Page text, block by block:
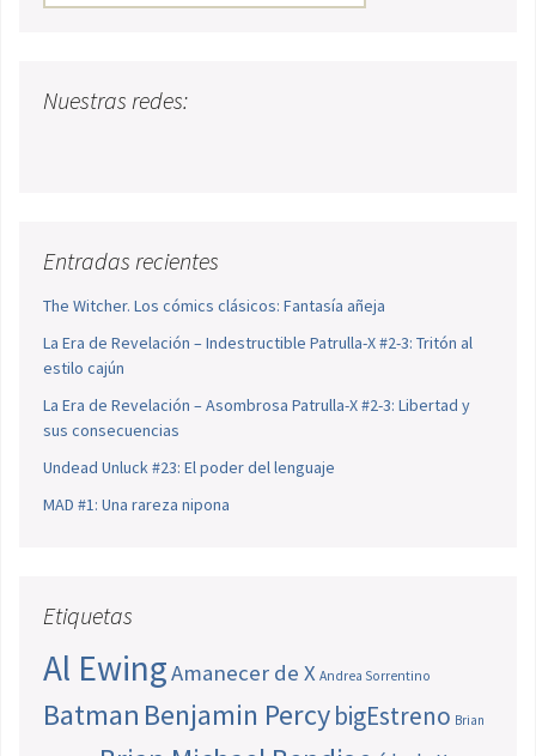
Nuestras redes:
Entradas recientes
The Witcher. Los cómics clásicos: Fantasía añeja
La Era de Revelación – Indestructible Patrulla-X #2-3: Tritón al
estilo cajún
La Era de Revelación – Asombrosa Patrulla-X #2-3: Libertad y
sus consecuencias
Undead Unluck #23: El poder del lenguaje
MAD #1: Una rareza nipona
Etiquetas
Al EwingAmanecer de X Andrea Sorrentino
Batman Benjamin PercybigEstreno Brian